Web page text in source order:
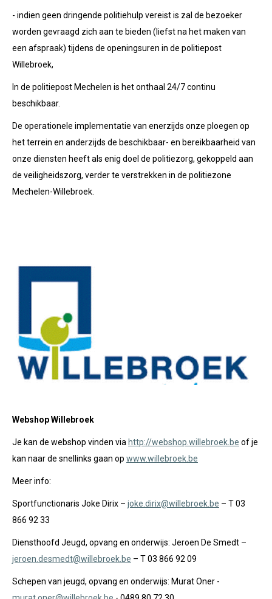
- indien geen dringende politiehulp vereist is zal de bezoeker
worden gevraagd zich aan te bieden (liefst na het maken van
een afspraak) tijdens de openingsuren in de politiepost
Willebroek,
In de politiepost Mechelen is het onthaal 24/7 continu
beschikbaar.
De operationele implementatie van enerzijds onze ploegen op
het terrein en anderzijds de beschikbaar- en bereikbaarheid van
onze diensten heeft als enig doel de politiezorg, gekoppeld aan
de veiligheidszorg, verder te verstrekken in de politiezone
Mechelen-Willebroek.
Webshop Willebroek
Je kan de webshop vinden via http://webshop.willebroek.be of je
kan naar de snellinks gaan op www.willebroek.be
Meer info:
Sportfunctionaris Joke Dirix – joke.dirix@willebroek.be – T 03
866 92 33
Diensthoofd Jeugd, opvang en onderwijs: Jeroen De Smedt –
jeroen.desmedt@willebroek.be – T 03 866 92 09
Schepen van jeugd, opvang en onderwijs: Murat Oner -